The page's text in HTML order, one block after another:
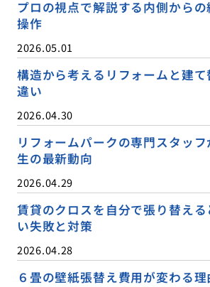
プロの視点で解説する内側から
操作
2026.05.01
構造から考えるリフォームと建
違い
2026.04.30
リフォームパークの専門スタッ
生の最新動向
2026.04.29
賃貸のクロスを自分で張り替え
い失敗と対策
2026.04.28
６畳の壁紙張替え費用が変わる理